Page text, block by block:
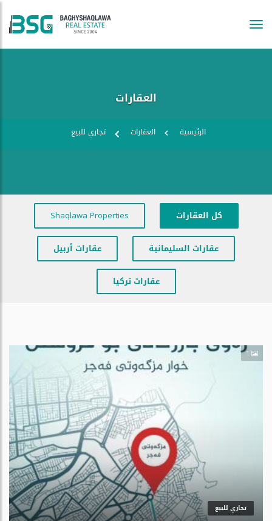
العقارات
الرئيسية العقارات تجاري للبيع
كل العقارات Shaqlawa Properties
عقارات السليمانية عقارات أربيل
عقارات تركيا
1
تجاري للبيع